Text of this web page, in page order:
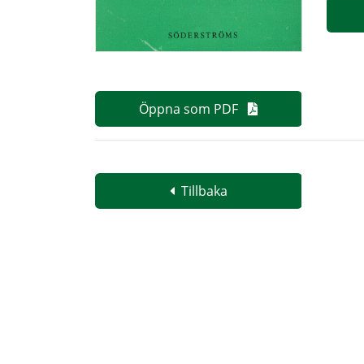
Öppna som PDF
Tillbaka